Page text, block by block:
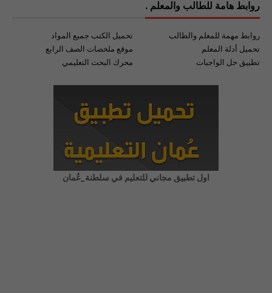
روابط هامة للطالب والمعلم .
تحميل الكتب جميع المواد
روابط مهمة للمعلم والطالب
موقع ملخصات الصف الرابع
تحميل أدلة المعلم
محرك البحث التعليمي
تطبيق حل الواجبات
اول تطبيق مجاني للتعليم في سلطنة_عُمان